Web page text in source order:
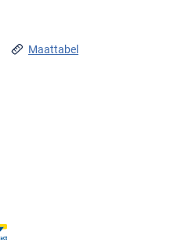
Maattabel